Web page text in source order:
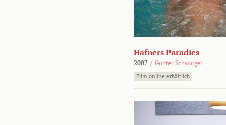
Hafners Paradies
2007 / Günter Schwaiger
Film online erhältlich